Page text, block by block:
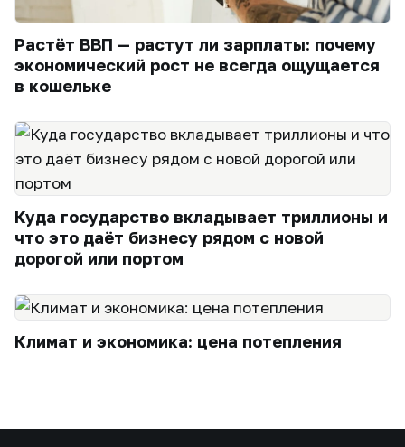
Растёт ВВП — растут ли зарплаты: почему
экономический рост не всегда ощущается
в кошельке
Куда государство вкладывает триллионы и
что это даёт бизнесу рядом с новой
дорогой или портом
Климат и экономика: цена потепления